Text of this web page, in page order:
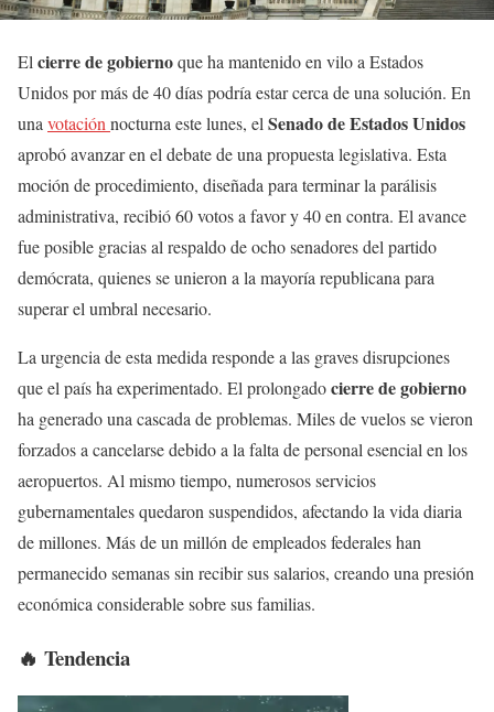
El cierre de gobiernoque ha mantenido en vilo a Estados
Unidos por más de 40 días podría estar cerca de una solución. En
una votación nocturna este lunes, el Senado de Estados Unidos
aprobó avanzar en el debate de una propuesta legislativa. Esta
moción de procedimiento, diseñada para terminar la parálisis
administrativa, recibió 60 votos a favor y 40 en contra. El avance
fue posible gracias al respaldo de ocho senadores del partido
demócrata, quienes se unieron a la mayoría republicana para
superar el umbral necesario.
La urgencia de esta medida responde a las graves disrupciones
que el país ha experimentado. El prolongadocierre de gobierno
ha generado una cascada de problemas. Miles de vuelos se vieron
forzados a cancelarse debido a la falta de personal esencial en los
aeropuertos. Al mismo tiempo, numerosos servicios
gubernamentales quedaron suspendidos, afectando la vida diaria
de millones. Más de un millón de empleados federales han
permanecido semanas sin recibir sus salarios, creando una presión
económica considerable sobre sus familias.
🔥 Tendencia